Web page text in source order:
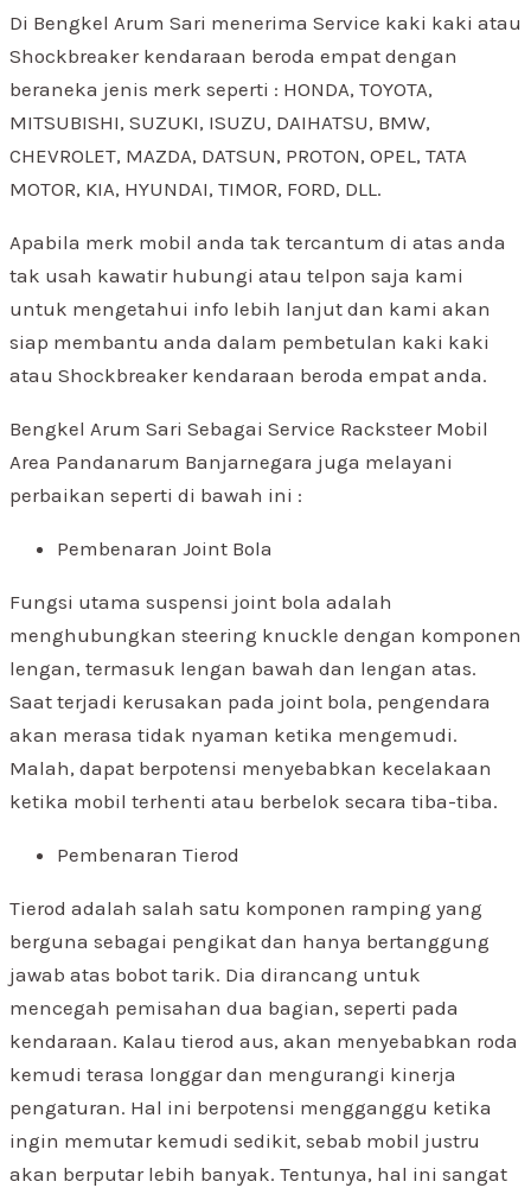
Di Bengkel Arum Sari menerima Service kaki kaki atau
Shockbreaker kendaraan beroda empat dengan
beraneka jenis merk seperti : HONDA, TOYOTA,
MITSUBISHI, SUZUKI, ISUZU, DAIHATSU, BMW,
CHEVROLET, MAZDA, DATSUN, PROTON, OPEL, TATA
MOTOR, KIA, HYUNDAI, TIMOR, FORD, DLL.
Apabila merk mobil anda tak tercantum di atas anda
tak usah kawatir hubungi atau telpon saja kami
untuk mengetahui info lebih lanjut dan kami akan
siap membantu anda dalam pembetulan kaki kaki
atau Shockbreaker kendaraan beroda empat anda.
Bengkel Arum Sari Sebagai Service Racksteer Mobil
Area Pandanarum Banjarnegara juga melayani
perbaikan seperti di bawah ini :
Pembenaran Joint Bola
Fungsi utama suspensi joint bola adalah
menghubungkan steering knuckle dengan komponen
lengan, termasuk lengan bawah dan lengan atas.
Saat terjadi kerusakan pada joint bola, pengendara
akan merasa tidak nyaman ketika mengemudi.
Malah, dapat berpotensi menyebabkan kecelakaan
ketika mobil terhenti atau berbelok secara tiba-tiba.
Pembenaran Tierod
Tierod adalah salah satu komponen ramping yang
berguna sebagai pengikat dan hanya bertanggung
jawab atas bobot tarik. Dia dirancang untuk
mencegah pemisahan dua bagian, seperti pada
kendaraan. Kalau tierod aus, akan menyebabkan roda
kemudi terasa longgar dan mengurangi kinerja
pengaturan. Hal ini berpotensi mengganggu ketika
ingin memutar kemudi sedikit, sebab mobil justru
akan berputar lebih banyak. Tentunya, hal ini sangat